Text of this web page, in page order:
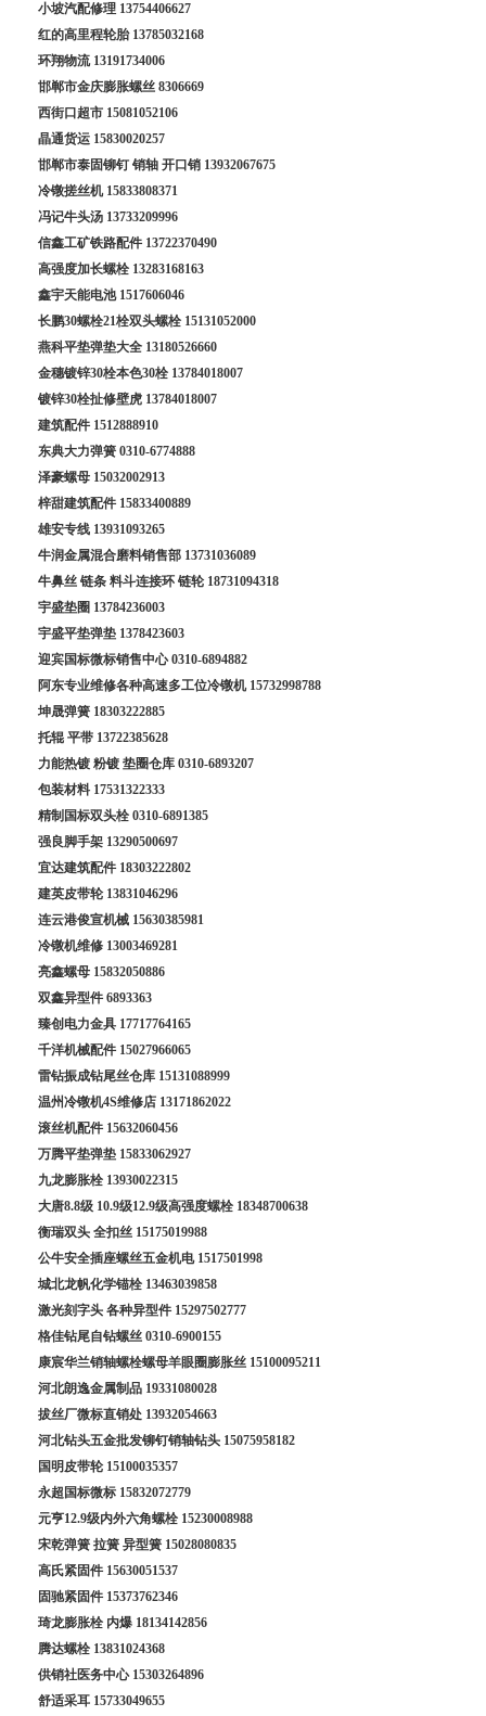
小坡汽配修理 13754406627
红的高里程轮胎 13785032168
环翔物流 13191734006
邯郸市金庆膨胀螺丝 8306669
西街口超市 15081052106
晶通货运 15830020257
邯郸市泰固铆钉 销轴 开口销 13932067675
冷镦搓丝机 15833808371
冯记牛头汤 13733209996
信鑫工矿铁路配件 13722370490
高强度加长螺栓 13283168163
鑫宇天能电池 1517606046
长鹏30螺栓21栓双头螺栓 15131052000
燕科平垫弹垫大全 13180526660
金穗镀锌30栓本色30栓 13784018007
镀锌30栓扯修壁虎 13784018007
建筑配件 1512888910
东典大力弹簧 0310-6774888
泽豪螺母 15032002913
梓甜建筑配件 15833400889
雄安专线 13931093265
牛润金属混合磨料销售部 13731036089
牛鼻丝 链条 料斗连接环 链轮 18731094318
宇盛垫圈 13784236003
宇盛平垫弹垫 1378423603
迎宾国标微标销售中心0310-6894882
阿东专业维修各种高速多工位冷镦机 15732998788
坤晟弹簧 18303222885
托辊 平带 13722385628
力能热镀 粉镀 垫圈仓库 0310-6893207
包装材料 17531322333
精制国标双头栓 0310-6891385
强良脚手架 13290500697
宜达建筑配件 18303222802
建英皮带轮 13831046296
连云港俊宣机械 15630385981
冷镦机维修 13003469281
亮鑫螺母 15832050886
双鑫异型件 6893363
臻创电力金具 17717764165
千洋机械配件 15027966065
雷钻振成钻尾丝仓库 15131088999
温州冷镦机4S维修店 13171862022
滚丝机配件 15632060456
万腾平垫弹垫 15833062927
九龙膨胀栓 13930022315
大唐8.8级 10.9级12.9级高强度螺栓 18348700638
衡瑞双头 全扣丝 15175019988
公牛安全插座螺丝五金机电 1517501998
城北龙帆化学锚栓 13463039858
激光刻字头 各种异型件 15297502777
格佳钻尾自钻螺丝 0310-6900155
康宸华兰销轴螺栓螺母羊眼圈膨胀丝 15100095211
河北朗逸金属制品 19331080028
拔丝厂微标直销处 13932054663
河北钻头五金批发铆钉销轴钻头 15075958182
国明皮带轮 15100035357
永超国标微标 15832072779
元亨12.9级内外六角螺栓 15230008988
宋乾弹簧 拉簧 异型簧 15028080835
高氏紧固件 15630051537
固驰紧固件 15373762346
琦龙膨胀栓 内爆 18134142856
腾达螺栓 13831024368
供销社医务中心 15303264896
舒适采耳 15733049655